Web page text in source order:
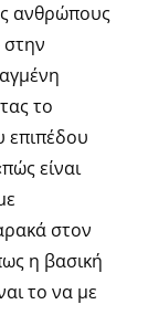
ανθρώπους
στην
το
επιπέδου
είναι
στον
η βασική
το να με